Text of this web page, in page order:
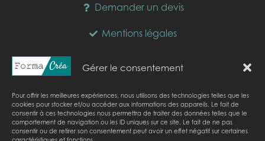
Gérer le consentement
Pour offrir les meilleures expériences, nous utilisons des technologies telles que les
cookies pour stocker et/ou accéder aux informations des appareils. Le fait de
consentir à ces technologies nous permettra de traiter des données telles que le
comportement de navigation ou les ID uniques sur ce site. Le fait de ne pas
consentir ou de retirer son consentement peut avoir un effet négatif sur certaines
Demander un devis
Mentions légales
lundi :
09:00-17:00 mardi : 09:00-17:00
vendredi : 09:00-17:00 samedi : Fermé
dimanche : Fermé
Nous sommes actuellement fermés.